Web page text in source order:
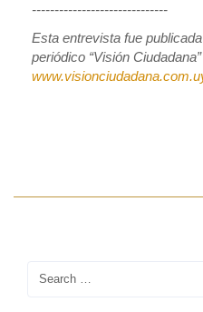
------------------------------
Esta entrevista fue
periódico “Visión Ciudadana”